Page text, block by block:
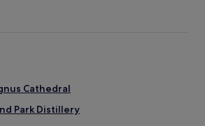
Cathedral
Park Distillery